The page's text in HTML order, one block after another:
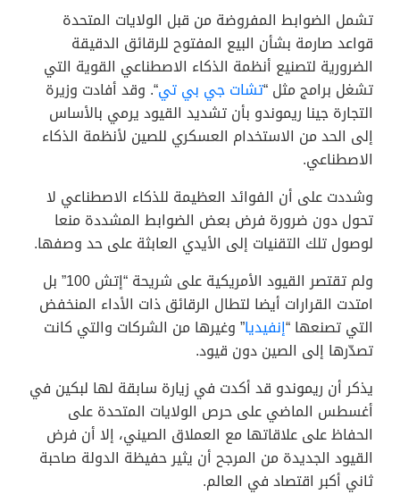
تشمل الضوابط المفروضة من قبل الولايات المتحدة
قواعد صارمة بشأن البيع المفتوح للرقائق الدقيقة
الضرورية لتصنيع أنظمة الذكاء الاصطناعي القوية التي
تشغل برامج مثل “تشات جي بي تي“. وقد أفادت وزيرة
التجارة جينا ريموندو بأن تشديد القيود يرمي بالأساس
إلى الحد من الاستخدام العسكري للصين لأنظمة الذكاء
الاصطناعي.
وشددت على أن الفوائد العظيمة للذكاء الاصطناعي لا
تحول دون ضرورة فرض بعض الضوابط المشددة منعا
لوصول تلك التقنيات إلى الأيدي العابثة على حد وصفها.
ولم تقتصر القيود الأمريكية على شريحة “إتش 100” بل
امتدت القرارات أيضا لتطال الرقائق ذات الأداء المنخفض
التي تصنعها “إنفيديا” وغيرها من الشركات والتي كانت
تصدّرها إلى الصين دون قيود.
يذكر أن ريموندو قد أكدت في زيارة سابقة لها لبكين في
أغسطس الماضي على حرص الولايات المتحدة على
الحفاظ على علاقاتها مع العملاق الصيني، إلا أن فرض
القيود الجديدة من المرجح أن يثير حفيظة الدولة صاحبة
ثاني أكبر اقتصاد في العالم.